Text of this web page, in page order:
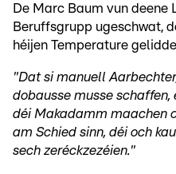
De Marc Baum vun deene
Beruffsgrupp ugeschwat,
héijen Temperature
"Dat si manuell
dobausse musse schaffen,
déi Makadamm maachen
am Schied sinn, déi och
sech zeréckzezéien."